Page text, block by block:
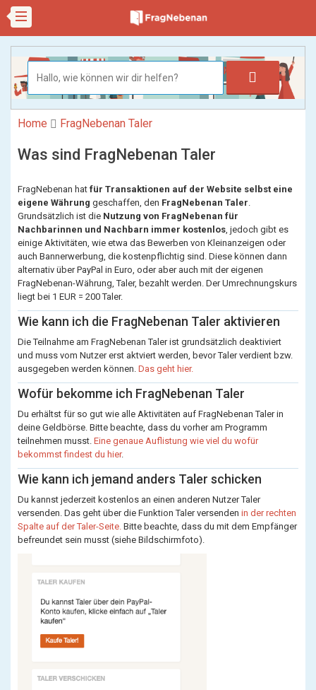
Home FragNebenan Taler
Was sind FragNebenan Taler
FragNebenan hat für Transaktionen auf der Website selbst eine
eigene Währung geschaffen, den FragNebenan Taler.
Grundsätzlich ist die Nutzung von FragNebenan für
Nachbarinnen und Nachbarn immer kostenlos, jedoch gibt es
einige Aktivitäten, wie etwa das Bewerben von Kleinanzeigen oder
auch Bannerwerbung, die kostenpflichtig sind. Diese können dann
alternativ über PayPal in Euro, oder aber auch mit der eigenen
FragNebenan-Währung, Taler, bezahlt werden. Der Umrechnungskurs
liegt bei 1 EUR = 200 Taler.
Wie kann ich die FragNebenan Taler aktivieren
Die Teilnahme am FragNebenan Taler ist grundsätzlich deaktiviert
und muss vom Nutzer erst aktviert werden, bevor Taler verdient bzw.
ausgegeben werden können. Das geht hier.
Wofür bekomme ich FragNebenan Taler
Du erhältst für so gut wie alle Aktivitäten auf FragNebenan Taler in
deine Geldbörse. Bitte beachte, dass du vorher am Programm
teilnehmen musst. Eine genaue Auflistung wie viel du wofür
bekommst findest du hier.
Wie kann ich jemand anders Taler schicken
Du kannst jederzeit kostenlos an einen anderen Nutzer Taler
versenden. Das geht über die Funktion Taler versenden in der rechten
Spalte auf der Taler-Seite. Bitte beachte, dass du mit dem Empfänger
befreundet sein musst (siehe Bildschirmfoto).